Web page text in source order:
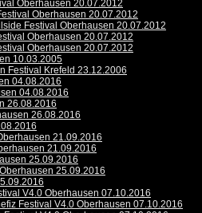
Oberhausen 20.07.2012
Oberhausen 20.07.2012
Festival Oberhausen 20.07.2012
Oberhausen 20.07.2012
Oberhausen 20.07.2012
10.03.2005
Festival Krefeld 23.12.2006
04.08.2016
04.08.2016
26.08.2016
26.08.2016
21.09.2016
21.09.2016
25.09.2016
25.09.2016
V4.0 Oberhausen 07.10.2016
Festival V4.0 Oberhausen 07.10.2016